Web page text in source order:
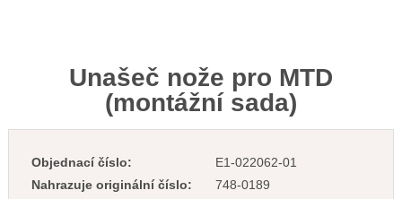
Unašeč nože pro MTD
(montážní sada)
Objednací číslo:
E1-022062-01
Nahrazuje originální číslo:
748-0189